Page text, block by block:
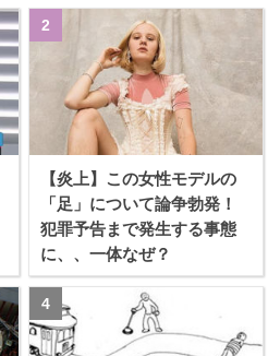
【炎上】この女性モデルの
「足」について論争勃発！
犯罪予告まで発生する事態
に、、一体なぜ？